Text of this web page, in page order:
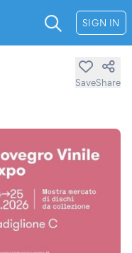
SIGN IN
SaveShare